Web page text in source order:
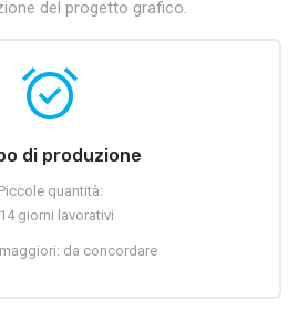
del progetto grafico.
alarm_on
di produzione
Piccole quantità:
giorni lavorativi
da concordare